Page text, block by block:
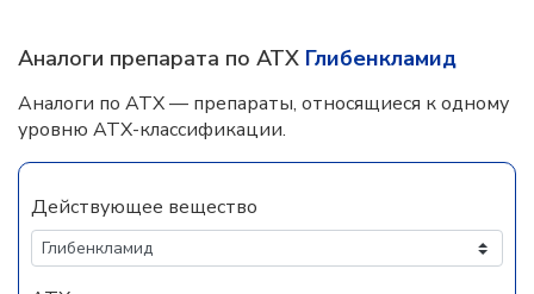
Аналоги препарата по АТХ Глибенкламид
Аналоги по АТХ — препараты, относящиеся к одному
уровню АТХ-классификации.
Действующее вещество